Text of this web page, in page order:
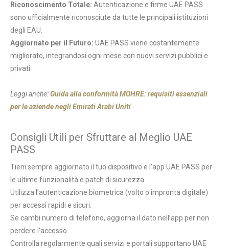
Riconoscimento Totale: Autenticazione e firme UAE PASS
sono ufficialmente riconosciute da tutte le principali istituzioni
degli EAU.
Aggiornato per il Futuro: UAE PASS viene costantemente
migliorato, integrandosi ogni mese con nuovi servizi pubblici e
privati.
Leggi anche:Guida alla conformità MOHRE: requisiti essenziali
per le aziende negli Emirati Arabi Uniti
Consigli Utili per Sfruttare al Meglio UAE
PASS
Tieni sempre aggiornato il tuo dispositivo e l’app UAE PASS per
le ultime funzionalità e patch di sicurezza.
Utilizza l’autenticazione biometrica (volto o impronta digitale)
per accessi rapidi e sicuri.
Se cambi numero di telefono, aggiorna il dato nell’app per non
perdere l’accesso.
Controlla regolarmente quali servizi e portali supportano UAE